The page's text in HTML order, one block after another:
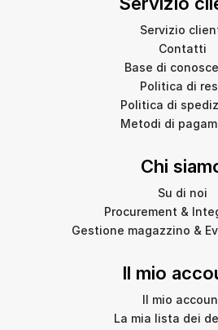
Servizio
Contatti
Base di
Politica di
Politica di
Metodi di
Chi
Su di noi
Procurement &
Gestione magazzino &
Il mio
Il mio
La mia lista dei